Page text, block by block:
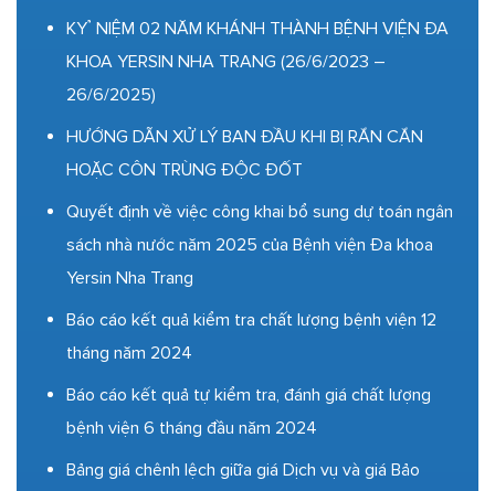
KỶ NIỆM 02 NĂM KHÁNH THÀNH BỆNH VIỆN ĐA
KHOA YERSIN NHA TRANG (26/6/2023 –
26/6/2025)
HƯỚNG DẪN XỬ LÝ BAN ĐẦU KHI BỊ RẮN CẮN
HOẶC CÔN TRÙNG ĐỘC ĐỐT
Quyết định về việc công khai bổ sung dự toán ngân
sách nhà nước năm 2025 của Bệnh viện Đa khoa
Yersin Nha Trang
Báo cáo kết quả kiểm tra chất lượng bệnh viện 12
tháng năm 2024
Báo cáo kết quả tự kiểm tra, đánh giá chất lượng
bệnh viện 6 tháng đầu năm 2024
Bảng giá chênh lệch giữa giá Dịch vụ và giá Bảo